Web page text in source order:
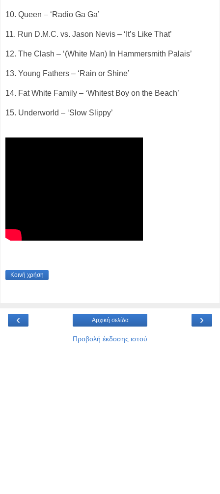
10. Queen – ‘Radio Ga Ga’
11. Run D.M.C. vs. Jason Nevis – ‘It’s Like That’
12. The Clash – ‘(White Man) In Hammersmith Palais’
13. Young Fathers – ‘Rain or Shine’
14. Fat White Family – ‘Whitest Boy on the Beach’
15. Underworld – ‘Slow Slippy’
Κοινή χρήση
‹ ›
Αρχική σελίδα
Προβολή έκδοσης ιστού